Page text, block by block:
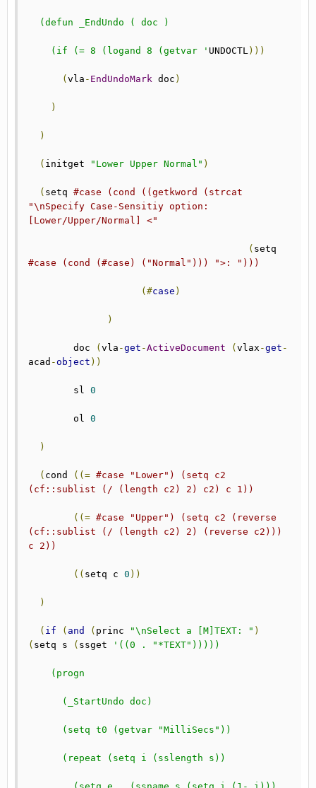
  (defun _EndUndo ( doc )
    (if (= 8 (logand 8 (getvar '
UNDOCTL)))
( vla - EndUndoMark doc )
)
)
( initget "Lower Upper Normal" )
(
#case (cond ((getkword (strcat
"\nSpecify Case-Sensitiy option:
[Lower/Upper/Normal] <"
(
#case (cond (#case) ("Normal"))) ">: ")))
(#case )
)
        doc
( vla -get -ActiveDocument ( vlax -get -
acad -object ))
	sl
0
	ol
0
)
( ((= #case "Lower") (setq c2
(cf::sublist (/ (length c2) 2) c2) c 1))
((= #case "Upper") (setq c2 (reverse
(cf::sublist (/ (length c2) 2) (reverse c2)))
c 2))
(( setq c 0 ))
)
( if ( and ( princ "\nSelect a [M]TEXT: " )
( setq s ( ssget '((0 . "*TEXT")))))
    (progn
      (_StartUndo doc)
      (setq t0 (getvar "MilliSecs"))
      (repeat (setq i (sslength s))